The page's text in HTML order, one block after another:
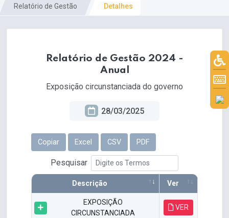
Relatório de Gestão Detalhes
Relatório de Gestão 2024 -
Anual
Exposição circunstanciada do governo
28/03/2025
Copiar Excel CSV PDF
Pesquisar
Descrição Ver
EXPOSIÇÃO
CIRCUNSTANCIADA
VER